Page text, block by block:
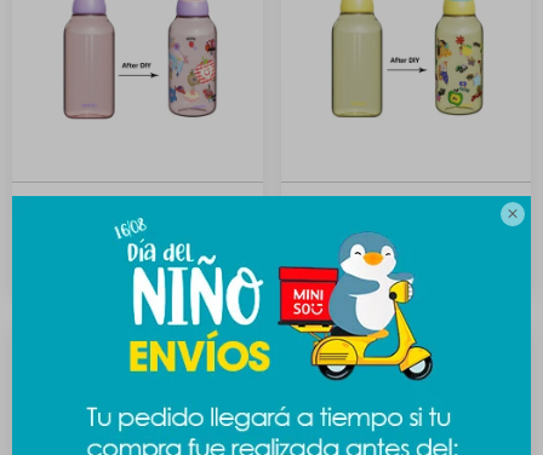

Botella DIY + stickers - rosa
amarillo
$ 289